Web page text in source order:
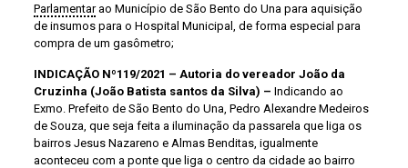
Parlamentarao Município de São Bento do Una para aquisição
de insumos para o Hospital Municipal, de forma especial para
compra de um gasômetro;
INDICAÇÃO Nº119/2021 – Autoria do vereador João da
Cruzinha (João Batista santos da Silva) – Indicando ao
Exmo. Prefeito de São Bento do Una, Pedro Alexandre Medeiros
de Souza, que seja feita a iluminação da passarela que liga os
bairros Jesus Nazareno e Almas Benditas, igualmente
aconteceu com a ponte que liga o centro da cidade ao bairro